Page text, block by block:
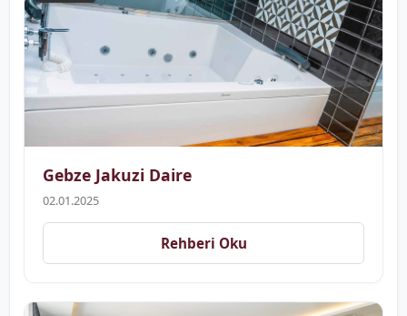
Gebze Jakuzi Daire
02.01.2025
Rehberi Oku